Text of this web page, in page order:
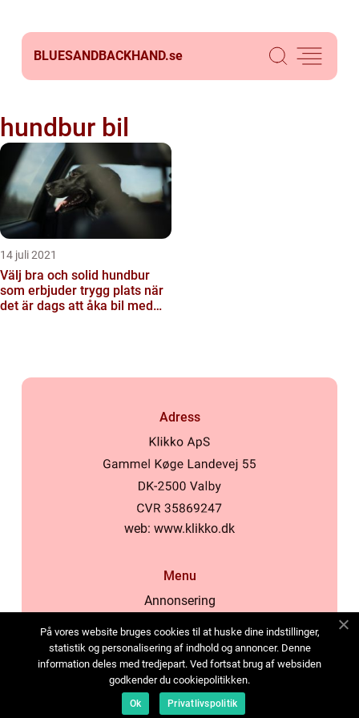
BLUESANDBACKHAND.se
hundbur bil
14 juli 2021
Välj bra och solid hundbur
som erbjuder trygg plats när
det är dags att åka bil med
Adress
web: www.klikko.dk
Menu
Annonsering
Cookies
Kontakta oss
Sitemap
På vores website bruges cookies til at huske dine indstillinger,
statistik og personalisering af indhold og annoncer. Denne
information deles med tredjepart. Ved fortsat brug af websiden
godkender du cookiepolitikken.
Ok Privatlivspolitik